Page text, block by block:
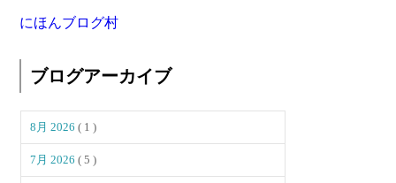
にほんブログ村
ブログアーカイブ
8月 2026( 1 )
7月 2026( 5 )